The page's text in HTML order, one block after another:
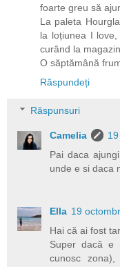
foarte greu să
La paleta
la loțiunea I
curând la
O săptămână
Răspundeți
Răspunsuri
Camelia
Pai daca
unde e si daca
Ella 19
Hai că ai fost
Super dacă e
cunosc